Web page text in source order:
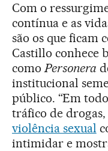
Com o
contínua e as
são os que ficam
Castillo conhece
comoPersonera
institucional
público. “Em
tráfico de
violência sexual
intimidar e